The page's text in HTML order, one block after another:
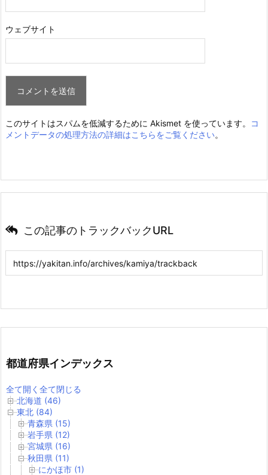
ウェブサイト
このサイトはスパムを低減するために Akismet を使っています。
コ
メントデータの処理方法の詳細はこちらをご覧ください。
この記事のトラックバックURL
都道府県インデックス
全て開く 全て閉じる
北海道 (46)
東北 (84)
青森県 (15)
岩手県 (12)
宮城県 (16)
秋田県 (11)
にかほ市 (1)